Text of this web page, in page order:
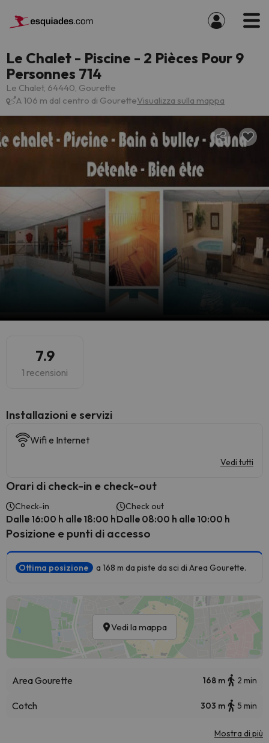
Le Chalet - Piscine - 2 Pièces Pour 9
Personnes 714
Le Chalet, 64440, Gourette
A 106 m dal centro di GouretteVisualizza sulla mappa
7.9
1 recensioni
Installazioni e servizi
Wifi e Internet
Vedi tutti
Orari di check-in e check-out
Check-in
Dalle 16:00 h alle 18:00 h
Check out
Dalle 08:00 h alle 10:00 h
Posizione e punti di accesso
Ottima posizione a 168 m da piste da sci di Area Gourette.
Vedi la mappa
Area Gourette 168 m 2 min
Cotch 303 m 5 min
Mostra di più